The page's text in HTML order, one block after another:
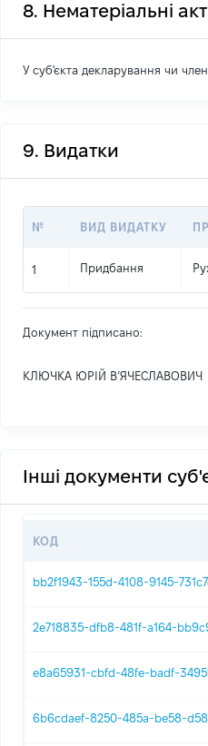
8. Нематеріальні
У суб'єкта декларування чи
9. Видатки
№ ВИД ВИДАТКУ
1 Придбання
Документ підписано:
КЛЮЧКА ЮРІЙ В’ЯЧЕСЛАВОВИЧ
Інші документи
КОД
bb2f1943-155d-4108-9145-
2e718835-dfb8-481f-a164-
e8a65931-cbfd-48fe-badf-
6b6cdaef-8250-485a-be58-